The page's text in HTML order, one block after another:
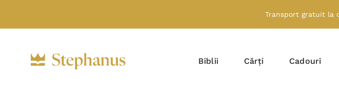
Transport gratuit la
Biblii Cărți Cadouri